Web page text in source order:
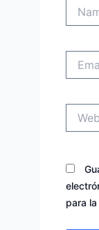
para